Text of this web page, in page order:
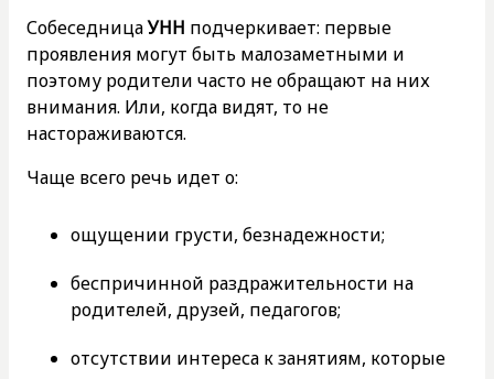
СобеседницаУНН подчеркивает: первые
проявления могут быть малозаметными и
поэтому родители часто не обращают на них
внимания. Или, когда видят, то не
настораживаются.
Чаще всего речь идет о:
ощущении грусти, безнадежности;
беспричинной раздражительности на
родителей, друзей, педагогов;
отсутствии интереса к занятиям, которые